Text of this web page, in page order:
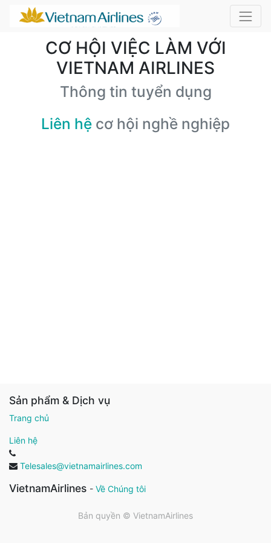
CƠ HỘI VIỆC LÀM VỚI
VIETNAM AIRLINES
Thông tin tuyển dụng
Liên hệ cơ hội nghề nghiệp
Sản phẩm & Dịch vụ
Trang chủ
Liên hệ
Telesales@vietnamairlines.com
VietnamAirlines - Về Chúng tôi
Bản quyền © VietnamAirlines